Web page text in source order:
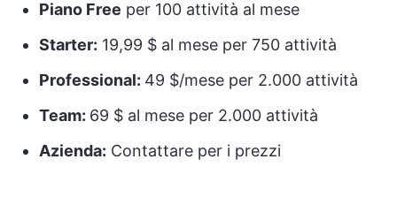
Piano Free per 100 attività al mese
Starter: 19,99 $ al mese per 750 attività
Professional: 49 $/mese per 2.000 attività
Team: 69 $ al mese per 2.000 attività
Azienda: Contattare per i prezzi